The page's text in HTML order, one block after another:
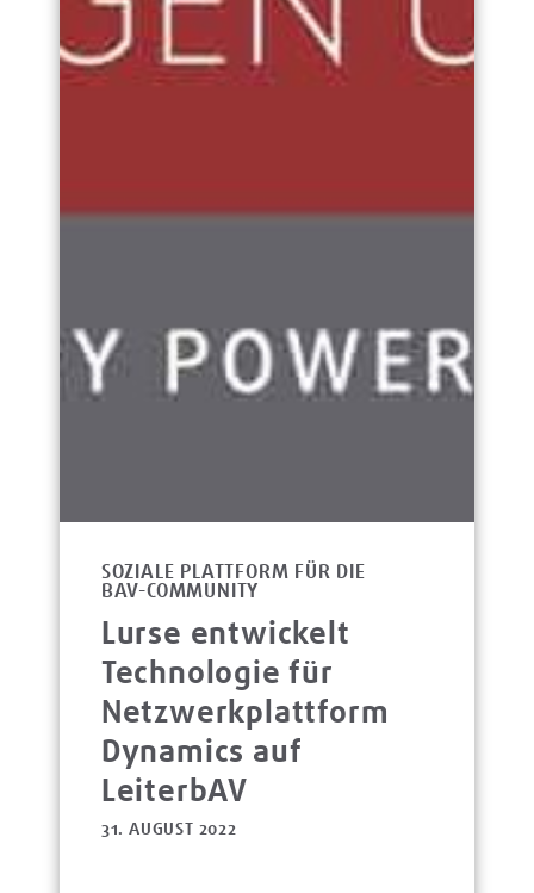
SOZIALE PLATTFORM FÜR DIE
BAV-COMMUNITY
Lurse entwickelt
Technologie für
Netzwerkplattform
Dynamics auf
LeiterbAV
31. AUGUST 2022